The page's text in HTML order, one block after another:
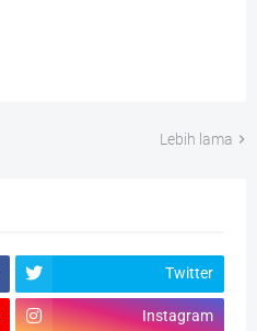
Lebih lama
Twitter
Instagram